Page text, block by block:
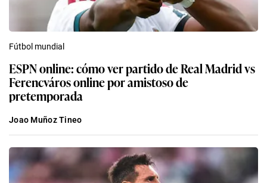
Fútbol mundial
ESPN online: cómo ver partido de Real Madrid vs
Ferencváros online por amistoso de
pretemporada
Joao Muñoz Tineo